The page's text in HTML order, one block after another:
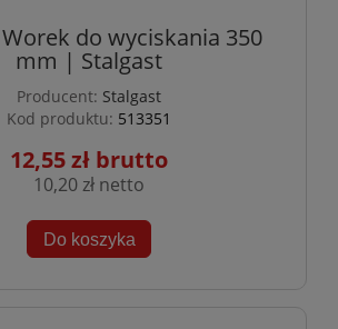
do wyciskania 350
mm | Stalgast
Producent: Stalgast
Kod produktu: 513351
12,55 zł
10,20 zł
Do koszyka